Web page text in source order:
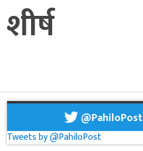
@PahiloPost
Tweets by @PahiloPost